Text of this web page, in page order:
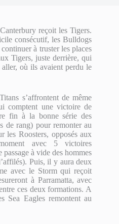
reçoit les Tigers.
consécutif, les Bulldogs
à truster les places
Tigers, juste derrière, qui
où ils avaient perdu le
s’affrontent de même
comptent une victoire de
fin à la bonne série des
de rang) pour remonter au
les Roosters, opposés aux
avec 5 victoires
à vide des hommes
Puis, il y aura deux
avec le Storm qui reçoit
à Parramatta, avec
ces deux formations. A
Sea Eagles remontent au